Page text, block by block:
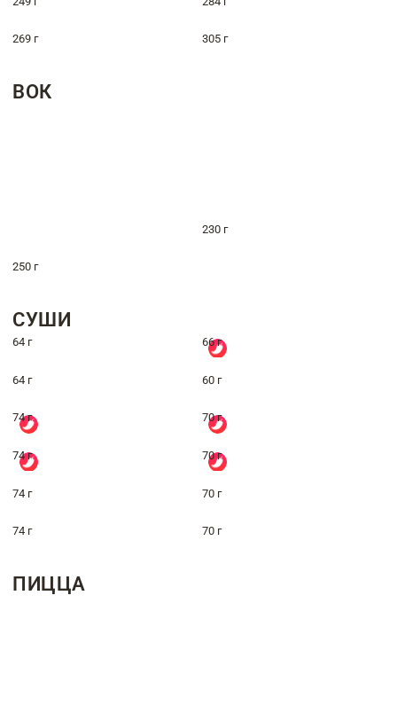
269 г 305 г
ВОК
230 г
250 г
СУШИ
64 г 66 г
64 г 60 г
74 г 70 г
74 г 70 г
74 г 70 г
74 г 70 г
ПИЦЦА